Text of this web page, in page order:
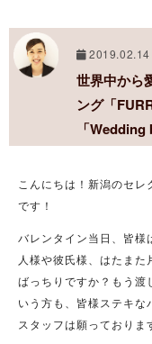
2019.02.14
世界中から
ング「
「
こんにちは！新潟のセ
です！
バレンタイン当日、皆
人様や彼氏様、はたま
ばっちりですか？もう渡
いう方も、皆様ステキ
スタッフは願っており